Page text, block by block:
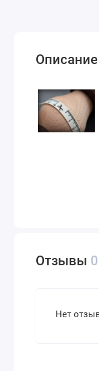
Описание
Отзывы 0
Нет